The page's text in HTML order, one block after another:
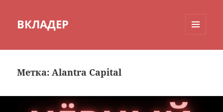
ВКЛАДЕР
Метка:Alantra Capital